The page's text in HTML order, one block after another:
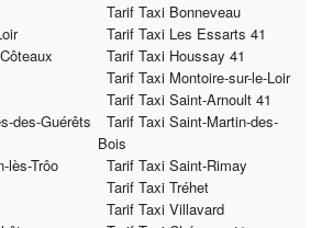
Tarif Taxi Bonneveau
Tarif Taxi Les Essarts 41
Tarif Taxi Houssay 41
Tarif Taxi Montoire-sur-le-Loir
Tarif Taxi Saint-Arnoult 41
des-Guérêts
Tarif Taxi Saint-Martin-des-
Bois
lès-Trôo
Tarif Taxi Saint-Rimay
Tarif Taxi Tréhet
Tarif Taxi Villavard